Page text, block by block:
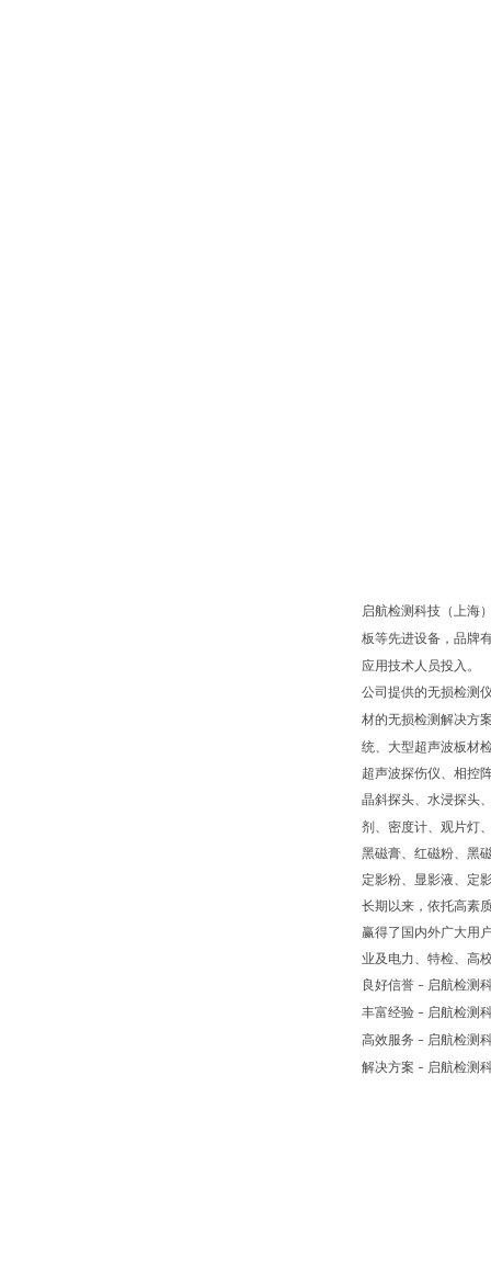
启航检测科技（上海
板等先进设备，品牌
应用技术人员投入。
公司提供的无损检测
材的无损检测解决方
统、大型超声波板材
超声波探伤仪、相控
晶斜探头、水浸探头
剂、密度计、观片灯
黑磁膏、红磁粉、黑
定影粉、显影液、定
长期以来，依托高素
赢得了国内外广大用
业及电力、特检、高
良好信誉 – 启航检测
丰富经验 – 启航检测
高效服务 – 启航检测
解决方案 – 启航检测